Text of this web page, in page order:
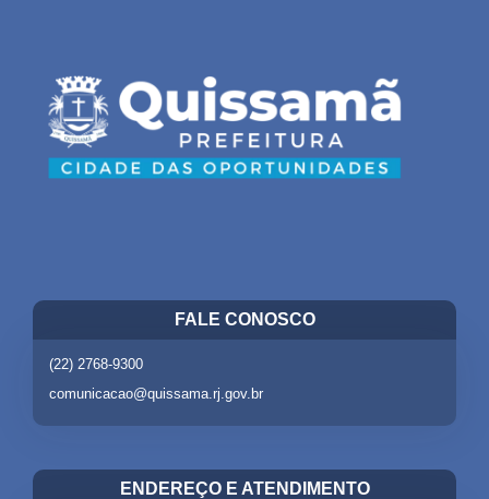
FALE CONOSCO
(22) 2768-9300
comunicacao@quissama.rj.gov.br
ENDEREÇO E ATENDIMENTO